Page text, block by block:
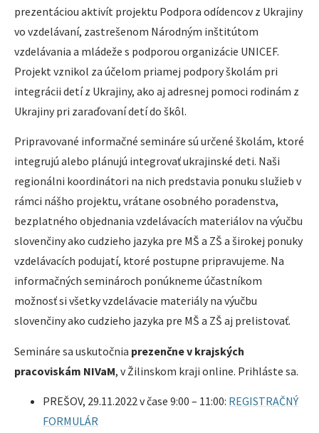
prezentáciou aktivít projektu Podpora odídencov z Ukrajiny
vo vzdelávaní, zastrešenom Národným inštitútom
vzdelávania a mládeže s podporou organizácie UNICEF.
Projekt vznikol za účelom priamej podpory školám pri
integrácii detí z Ukrajiny, ako aj adresnej pomoci rodinám z
Ukrajiny pri zaraďovaní detí do škôl.
Pripravované informačné semináre sú určené školám, ktoré
integrujú alebo plánujú integrovať ukrajinské deti. Naši
regionálni koordinátori na nich predstavia ponuku služieb v
rámci nášho projektu, vrátane osobného poradenstva,
bezplatného objednania vzdelávacích materiálov na výučbu
slovenčiny ako cudzieho jazyka pre MŠ a ZŠ a širokej ponuky
vzdelávacích podujatí, ktoré postupne pripravujeme. Na
informačných seminároch ponúkneme účastníkom
možnosť si všetky vzdelávacie materiály na výučbu
slovenčiny ako cudzieho jazyka pre MŠ a ZŠ aj prelistovať.
Semináre sa uskutočnia prezenčne v krajských
pracoviskám NIVaM, v Žilinskom kraji online. Prihláste sa.
PREŠOV, 29.11.2022 v čase 9:00 – 11:00: REGISTRAČNÝ
FORMULÁR